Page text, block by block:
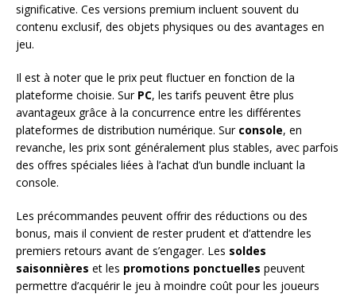
significative. Ces versions premium incluent souvent du
contenu exclusif, des objets physiques ou des avantages en
jeu.
Il est à noter que le prix peut fluctuer en fonction de la
plateforme choisie. Sur PC, les tarifs peuvent être plus
avantageux grâce à la concurrence entre les différentes
plateformes de distribution numérique. Sur console, en
revanche, les prix sont généralement plus stables, avec parfois
des offres spéciales liées à l’achat d’un bundle incluant la
console.
Les précommandes peuvent offrir des réductions ou des
bonus, mais il convient de rester prudent et d’attendre les
premiers retours avant de s’engager. Les soldes
saisonnières et les promotions ponctuelles peuvent
permettre d’acquérir le jeu à moindre coût pour les joueurs